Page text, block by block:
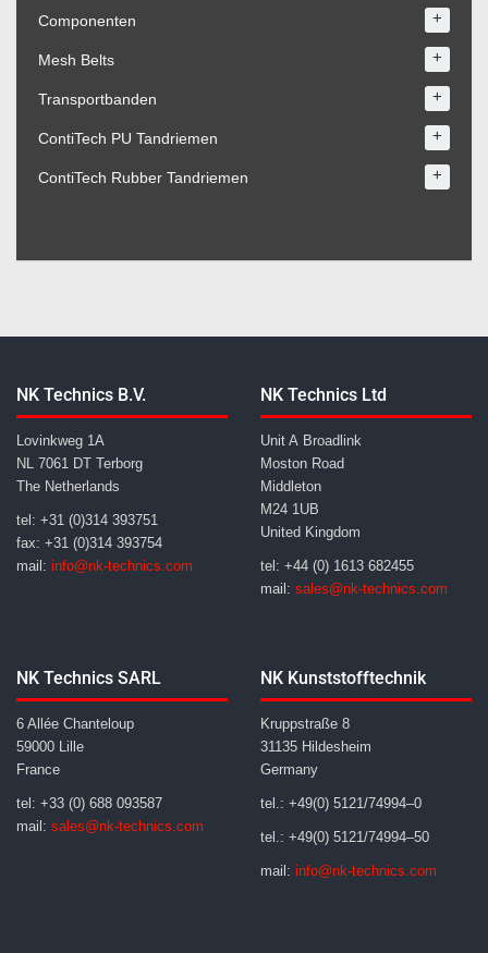
Componenten +
Mesh Belts +
Transportbanden +
ContiTech PU Tandriemen +
ContiTech Rubber Tandriemen +
NK Technics B.V.
Lovinkweg 1A
NL 7061 DT Terborg
The Netherlands
tel: +31 (0)314 393751
fax: +31 (0)314 393754
mail: info@nk-technics.com
NK Technics Ltd
Unit A Broadlink
Moston Road
Middleton
M24 1UB
United Kingdom
tel: +44 (0) 1613 682455
mail: sales@nk-technics.com
NK Technics SARL
6 Allée Chanteloup
59000 Lille
France
tel: +33 (0) 688 093587
mail: sales@nk-technics.com
NK Kunststofftechnik
Kruppstraße 8
31135 Hildesheim
Germany
tel.: +49(0) 5121/74994–0
tel.: +49(0) 5121/74994–50
mail: info@nk-technics.com